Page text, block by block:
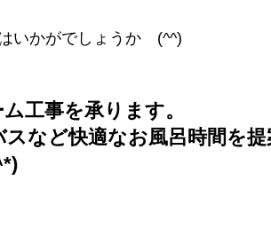
いかがでしょうか　(^^)
工事を承ります。
など快適なお風呂時間を提